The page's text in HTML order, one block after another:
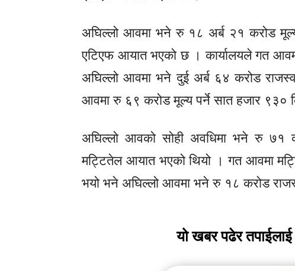
अघिल्लो आवमा भने रु १८ अर्ब २१ करोड
एटिएफ आयात भएको छ । कार्यालयले गत
अघिल्लो आवमा भने दुई अर्ब ६४ करोड
आवमा रु ६९ करोड मूल्य पर्ने सात हजार ९३०
अघिल्लो आवको सोही अवधिमा भने रु ७१
मट्टितेल आयात भएको थियो । गत आवमा
भयो भने अघिल्लो आवमा भने रु १८ करोड
यो खबर पढेर